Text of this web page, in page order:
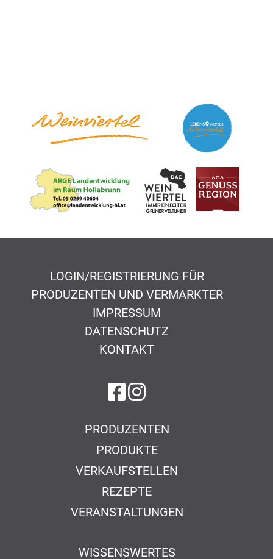
LOGIN/REGISTRIERUNG FÜR
PRODUZENTEN UND VERMARKTER
IMPRESSUM
DATENSCHUTZ
KONTAKT
auf Facebook
auf Instagram
PRODUZENTEN
PRODUKTE
VERKAUFSTELLEN
REZEPTE
VERANSTALTUNGEN
WISSENSWERTES